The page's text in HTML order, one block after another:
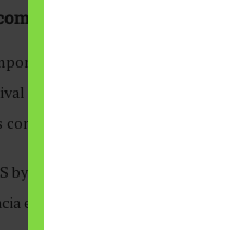
eje social
de esta colaboración
incorpora Puntos Violeta para
discapacidad, baños inclusivos
by Mindsurf ofrece atención
el bienestar integral de los